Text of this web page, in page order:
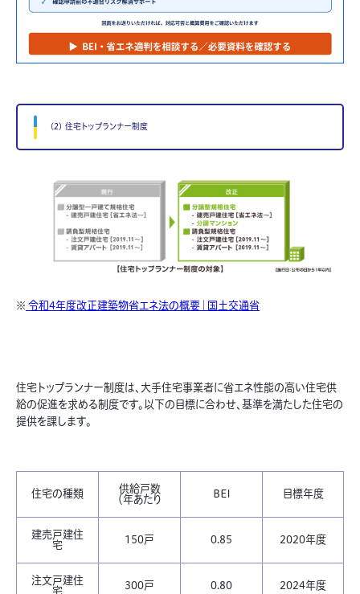
(2) 住宅トップランナー制度
※ 令和4年度改正建築物省エネ法の概要｜国土交通省
住宅トップランナー制度は、大手住宅事業者に省エネ性能の高い住宅供
給の促進を求める制度です。以下の目標に合わせ、基準を満たした住宅の
提供を課します。
住宅の種類
供給戸数
（年あたり
BEI 目標年度
建売戸建住
宅
150戸 0.85 2020年度
注文戸建住
宅
300戸 0.80 2024年度